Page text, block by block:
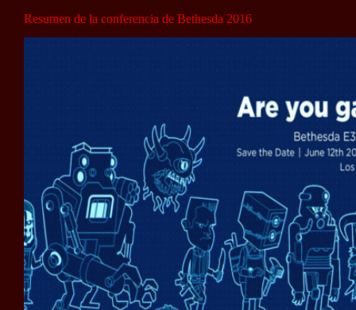
Resumen de la conferencia de Bethesda 2016